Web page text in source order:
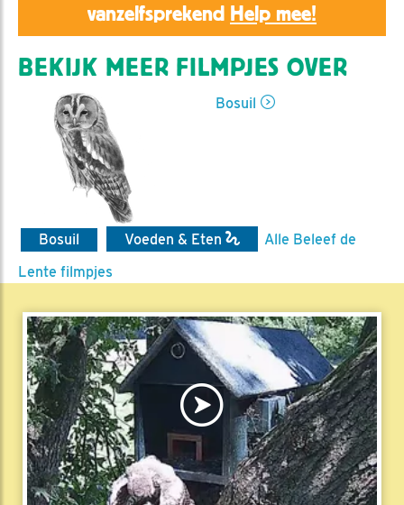
vanzelfsprekend Help mee!
BEKIJK MEER FILMPJES OVER
Bosuil
Bosuil Voeden & Eten
Alle Beleef de
Lente filmpjes